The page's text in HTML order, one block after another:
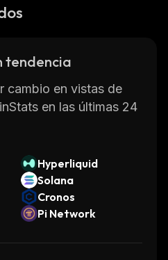
tendencia
cambio en vistas de
en las últimas 24
Hyperliquid
Solana
Cronos
Pi Network